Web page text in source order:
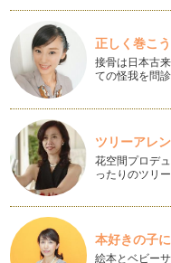
味噌汁、スープの汁物
す！
吐く息も白く、布団の
す。寒さでギューッと小
風邪菌をやっつけよう！
野菜ぎらいを克服する手
みたり、収穫してみたり
キュウリで作ろう！食べ
風が冷たく吐く息も白
た。 シチューや鍋料理な
白菜の切り方変えて、
正しく巻こ
接骨は日本古
ての怪我を問
ツリーアレ
花空間プロデ
ったりのツリ
本好きの子
絵本とベビー